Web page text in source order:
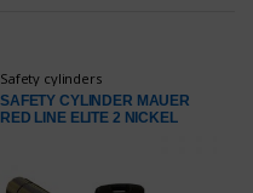
Safety cylinders
SAFETY CYLINDER MAUER
RED LINE ELITE 2 NICKEL